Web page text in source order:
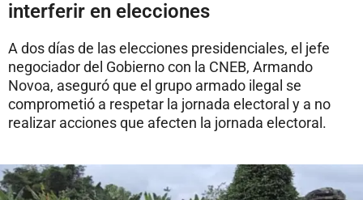
interferir en elecciones
A dos días de las elecciones presidenciales, el jefe
negociador del Gobierno con la CNEB, Armando
Novoa, aseguró que el grupo armado ilegal se
comprometió a respetar la jornada electoral y a no
realizar acciones que afecten la jornada electoral.